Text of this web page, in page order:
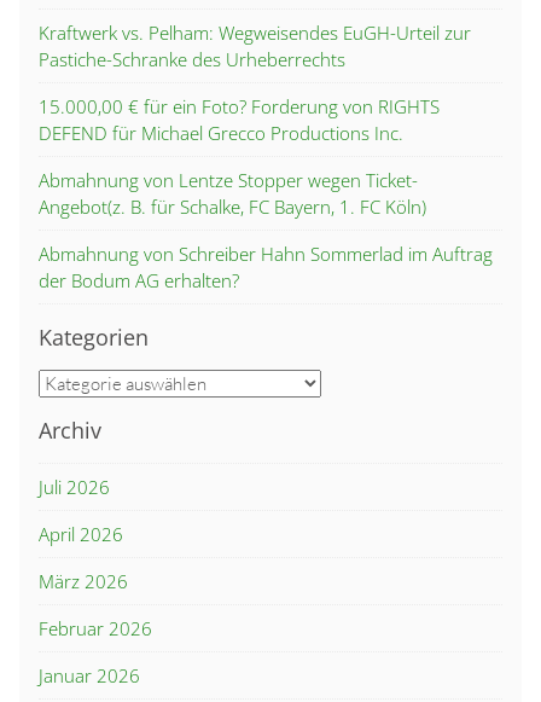
Kraftwerk vs. Pelham: Wegweisendes EuGH-Urteil zur
Pastiche-Schranke des Urheberrechts
15.000,00 € für ein Foto? Forderung von RIGHTS
DEFEND für Michael Grecco Productions Inc.
Abmahnung von Lentze Stopper wegen Ticket-
Angebot(z. B. für Schalke, FC Bayern, 1. FC Köln)
Abmahnung von Schreiber Hahn Sommerlad im Auftrag
der Bodum AG erhalten?
Kategorien
Kategorien
Archiv
Juli 2026
April 2026
März 2026
Februar 2026
Januar 2026